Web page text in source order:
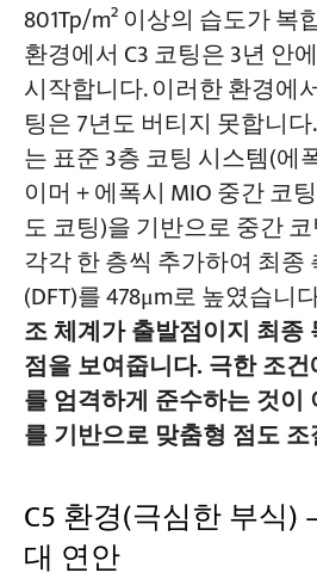
801Tp/m² 이상의 습도가 복
환경에서 C3 코팅은 3년 안
시작합니다. 이러한 환경에
팅은 7년도 버티지 못합니
는 표준 3층 코팅 시스템(에
이머 + 에폭시 MIO 중간 코
도 코팅)을 기반으로 중간
각각 한 층씩 추가하여 최종
(DFT)를 478μm로 높였습니
조 체계가 출발점이지 최종
점을 보여줍니다. 극한 조
를 엄격하게 준수하는 것이
를 기반으로 맞춤형 점도
C5 환경(극심한 부식)
대 연안